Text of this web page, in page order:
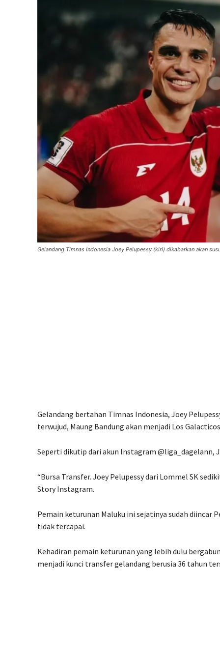
Gelandang Timnas Indonesia Joey Pelupessy (kiri) dikabarkan akan
Gelandang bertahan Timnas Indonesia, Joey
terwujud, Maung Bandung akan menjadi Los
Seperti dikutip dari akun Instagram @liga_dagelann,
“Bursa Transfer. Joey Pelupessy dari Lommel SK
Story Instagram.
Pemain keturunan Maluku ini sejatinya sudah diincar
tidak tercapai.
Kehadiran pemain keturunan yang lebih dulu
menjadi kunci transfer gelandang berusia 36 tahun